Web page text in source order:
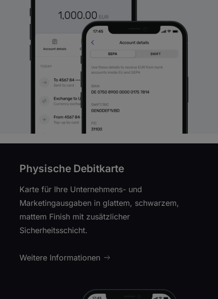
Physische Debitkarte
Karte für Ihre Unternehmens- und
Marketingausgaben in glattem, schwarzem,
mattem Finish mit zusätzlicher
Sicherheitsschicht.
Weitere Informationen